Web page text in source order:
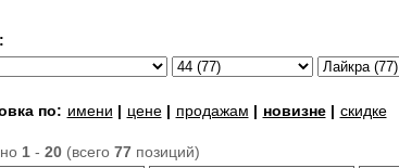
по: имени | цене| продажам | новизне| скидке
1- 20(всего 77позиций)